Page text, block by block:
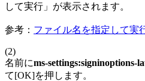
して実行」が表示されます。
参考： ファイル名を指定して実
(2)
名前にms-settings:signinoptions-
て[OK]を押します。